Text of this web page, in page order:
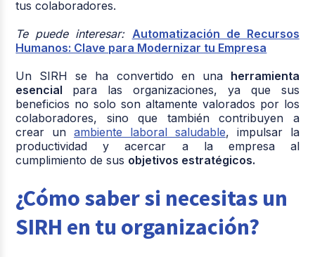
tus colaboradores.
Te puede interesar: Automatización de Recursos
Humanos: Clave para Modernizar tu Empresa
Un SIRH se ha convertido en una herramienta
esencial para las organizaciones, ya que sus
beneficios no solo son altamente valorados por los
colaboradores, sino que también contribuyen a
crear unambiente laboral saludable, impulsar la
productividad y acercar a la empresa al
cumplimiento de sus objetivos estratégicos.
¿Cómo saber si necesitas un
SIRH en tu organización?